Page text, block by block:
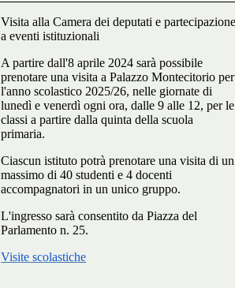
Visita alla Camera dei deputati e
a eventi istituzionali
A partire dall'8 aprile 2024 sarà possibile
prenotare una visita a Palazzo Montecitorio per
l'anno scolastico 2025/26, nelle giornate di
lunedì e venerdì ogni ora, dalle 9 alle 12, per le
classi a partire dalla quinta della scuola
primaria.
Ciascun istituto potrà prenotare una visita di un
massimo di 40 studenti e 4 docenti
accompagnatori in un unico gruppo.
L'ingresso sarà consentito da Piazza del
Parlamento n. 25.
Visite scolastiche